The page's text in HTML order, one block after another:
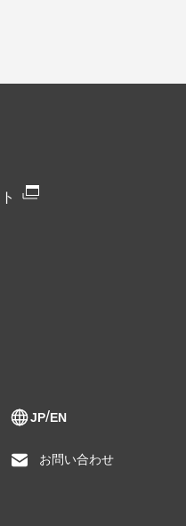
JP EN
お問い合わせ